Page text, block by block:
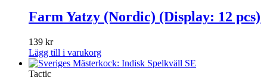
Farm Yatzy (Nordic) (Display: 12 pcs)
139 kr
Lägg till i varukorg
Tactic